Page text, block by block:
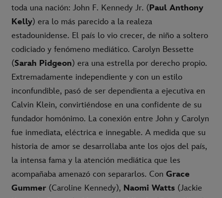
toda una nación: John F. Kennedy Jr. (Paul Anthony
Kelly) era lo más parecido a la realeza
estadounidense. El país lo vio crecer, de niño a soltero
codiciado y fenómeno mediático. Carolyn Bessette
(Sarah Pidgeon) era una estrella por derecho propio.
Extremadamente independiente y con un estilo
inconfundible, pasó de ser dependienta a ejecutiva en
Calvin Klein, convirtiéndose en una confidente de su
fundador homónimo. La conexión entre John y Carolyn
fue inmediata, eléctrica e innegable. A medida que su
historia de amor se desarrollaba ante los ojos del país,
la intensa fama y la atención mediática que les
acompañaba amenazó con separarlos. Con Grace
Gummer (Caroline Kennedy), Naomi Watts (Jackie